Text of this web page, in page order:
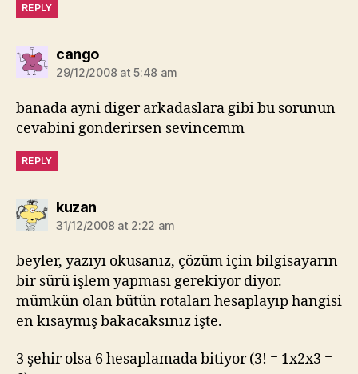
REPLY
cangosays:
29/12/2008 at 5:48 am
banada ayni diger arkadaslara gibi bu sorunun
cevabini gonderirsen sevincemm
REPLY
kuzansays:
31/12/2008 at 2:22 am
beyler, yazıyı okusanız, çözüm için bilgisayarın
bir sürü işlem yapması gerekiyor diyor.
mümkün olan bütün rotaları hesaplayıp hangisi
en kısaymış bakacaksınız işte.
3 şehir olsa 6 hesaplamada bitiyor (3! = 1x2x3 =